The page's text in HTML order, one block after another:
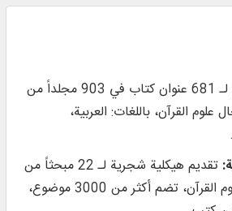
النص الكامل لـ 681 عنوان كتاب في 903 مجلداً من
القرآن، باللغات: العربية،
تقديم هيكلية شجرية لـ 22 مبحثاً من
المباحث المهمة في علوم القرآن، تضم أكثر من 3000 موضوع،